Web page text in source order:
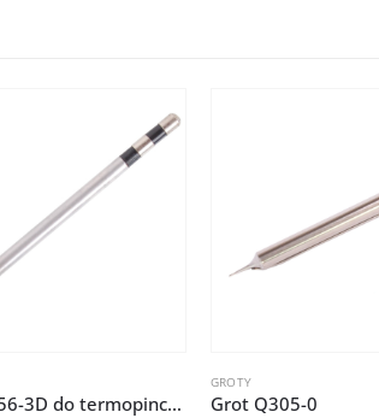
Grot Q-956-3D do termopincety Quick 986 do tweezera / TWZ120
GROTY
Grot Q305-0